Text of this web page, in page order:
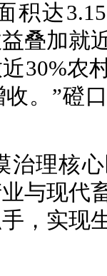
积达
叠加就
30%农
。”磴
治理核
与现代
，实现